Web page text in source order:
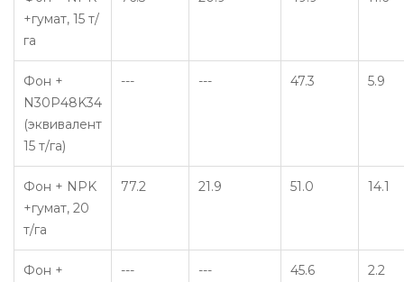
+гумат, 15 т/
га
Фон +
N30P48K34
(эквивалент
15 т/га)
--- --- 47.3 5.9
Фон + NPK
+гумат, 20
т/га
77.2 21.9 51.0 14.1
Фон +
--- --- 45.6 2.2